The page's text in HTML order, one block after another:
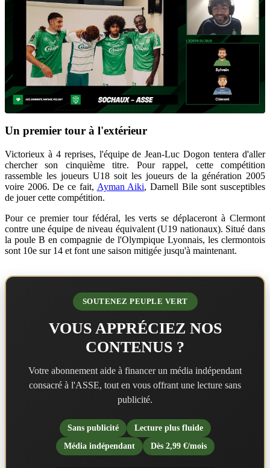
Un premier tour à l'extérieur
Victorieux à 4 reprises, l'équipe de Jean-Luc Dogon tentera d'aller
chercher son cinquième titre. Pour rappel, cette compétition
rassemble les joueurs U18 soit les joueurs de la génération 2005
voire 2006. De ce fait, Ayman Aiki, Darnell Bile sont susceptibles
de jouer cette compétition.
Pour ce premier tour fédéral, les verts se déplaceront à Clermont
contre une équipe de niveau équivalent (U19 nationaux). Situé dans
la poule B en compagnie de l'Olympique Lyonnais, les clermontois
sont 10e sur 14 et font une saison mitigée jusqu'à maintenant.
SOUTENEZ PEUPLE VERT
VOUS APPRÉCIEZ NOS
CONTENUS ?
Votre abonnement aide à financer un média indépendant
consacré à l'ASSE, tout en vous offrant une lecture sans
publicité.
Sans publicité
Lecture plus fluide
Média indépendant
Dès 2,99 €/mois